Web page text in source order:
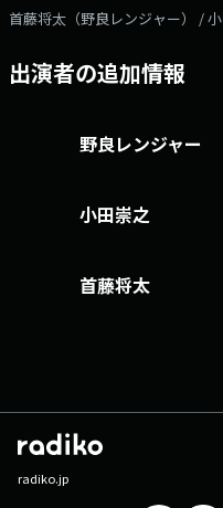
首藤将太（野良レンジャー） /
出演者の追加情報
野良レンジャー
小田崇之
首藤将太
radiko.jp